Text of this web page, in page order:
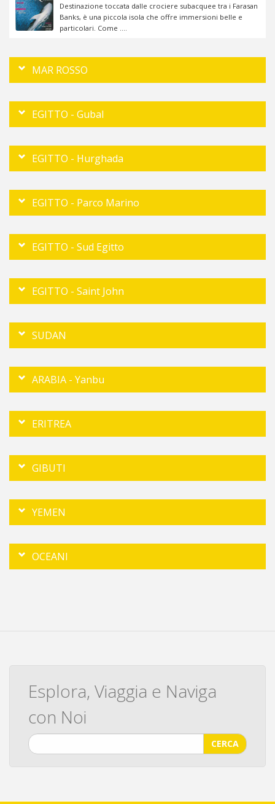
Destinazione toccata dalle crociere subacquee tra i Farasan
Banks, è una piccola isola che offre immersioni belle e
particolari. Come ....
MAR ROSSO
EGITTO - Gubal
EGITTO - Hurghada
EGITTO - Parco Marino
EGITTO - Sud Egitto
EGITTO - Saint John
SUDAN
ARABIA - Yanbu
ERITREA
GIBUTI
YEMEN
OCEANI
Esplora, Viaggia e Naviga
con Noi
CERCA